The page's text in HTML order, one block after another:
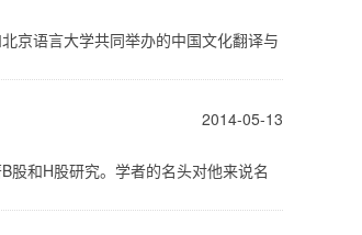
京语言大学共同举办的中国文化翻译与
2014-05-13
股和H股研究。学者的名头对他来说名